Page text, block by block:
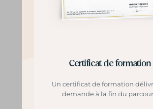
Certificat de formation
Un certificat de formation
demande à la fin du